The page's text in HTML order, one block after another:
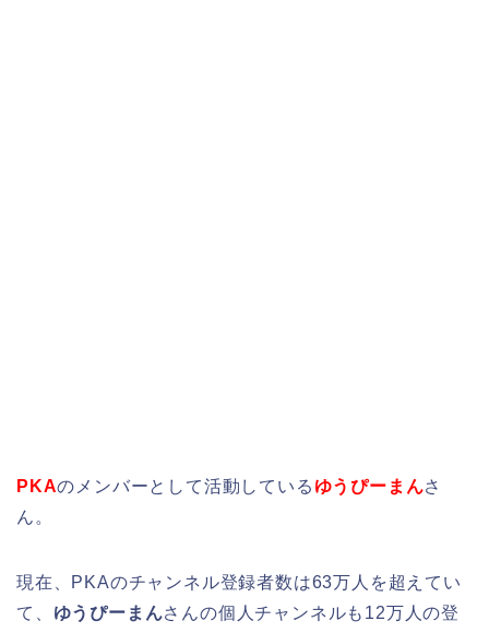
PKAのメンバーとして活動している ゆうぴーまんさ
ん。
現在、PKAのチャンネル登録者数は63万人を超えてい
て、 ゆうぴーまんさんの個人チャンネルも12万人の登